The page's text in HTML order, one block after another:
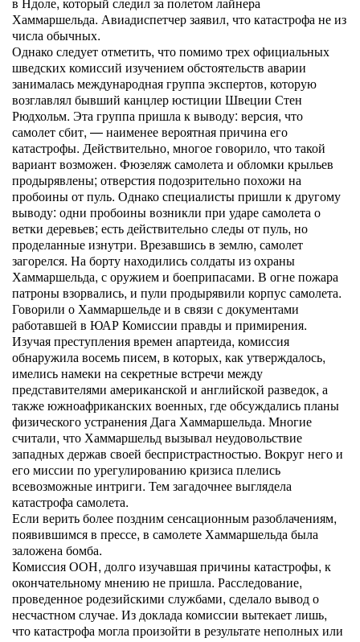
Хаммаршельда. Авиадиспетчер заявил, что катастрофа не из
числа обычных.
Однако следует отметить, что помимо трех официальных
шведских комиссий изучением обстоятельств аварии
занималась международная группа экспертов, которую
возглавлял бывший канцлер юстиции Швеции Стен
Рюдхольм. Эта группа пришла к выводу: версия, что
самолет сбит, — наименее вероятная причина его
катастрофы. Действительно, многое говорило, что такой
вариант возможен. Фюзеляж самолета и обломки крыльев
продырявлены; отверстия подозрительно похожи на
пробоины от пуль. Однако специалисты пришли к другому
выводу: одни пробоины возникли при ударе самолета о
ветки деревьев; есть действительно следы от пуль, но
проделанные изнутри. Врезавшись в землю, самолет
загорелся. На борту находились солдаты из охраны
Хаммаршельда, с оружием и боеприпасами. В огне пожара
патроны взорвались, и пули продырявили корпус самолета.
Говорили о Хаммаршельде и в связи с документами
работавшей в ЮАР Комиссии правды и примирения.
Изучая преступления времен апартеида, комиссия
обнаружила восемь писем, в которых, как утверждалось,
имелись намеки на секретные встречи между
представителями американской и английской разведок, а
также южноафриканских военных, где обсуждались планы
физического устранения Дага Хаммаршельда. Многие
считали, что Хаммаршельд вызывал неудовольствие
западных держав своей беспристрастностью. Вокруг него и
его миссии по урегулированию кризиса плелись
всевозможные интриги. Тем загадочнее выглядела
катастрофа самолета.
Если верить более поздним сенсационным разоблачениям,
появившимся в прессе, в самолете Хаммаршельда была
заложена бомба.
Комиссия ООН, долго изучавшая причины катастрофы, к
окончательному мнению не пришла. Расследование,
проведенное родезийскими службами, сделало вывод о
несчастном случае. Из доклада комиссии вытекает лишь,
что катастрофа могла произойти в результате неполных или